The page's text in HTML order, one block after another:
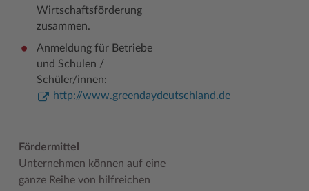
Wirtschaftsförderung
zusammen.
Anmeldung für Betriebe
und Schulen /
Schüler/innen:
http://www.greendaydeutschland.de
Fördermittel
Unternehmen können auf eine
ganze Reihe von hilfreichen